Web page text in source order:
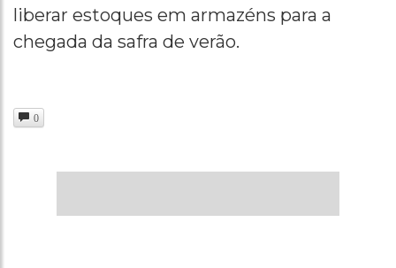
liberar estoques em armazéns para a
chegada da safra de verão.
0